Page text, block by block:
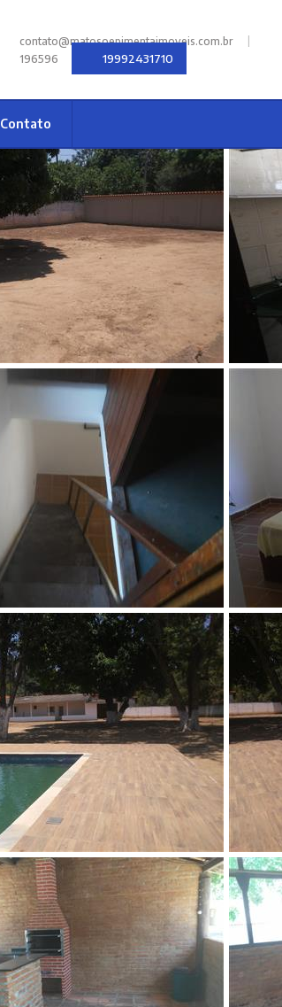
contato@matosoepimentaimoveis.com.br |
196596 19992431710
Contato